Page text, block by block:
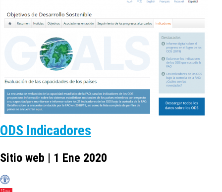
ODS Indicadores
Sitio web | 1 Ene 2020